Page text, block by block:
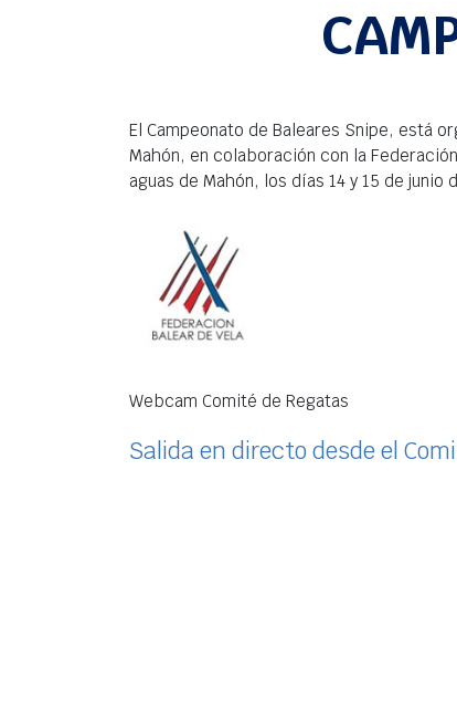
El Campeonato de Baleares Snipe, está
Mahón, en colaboración con la
aguas de Mahón, los días 14 y 15 de junio
Webcam Comité de Regatas
Salida en directo desde el